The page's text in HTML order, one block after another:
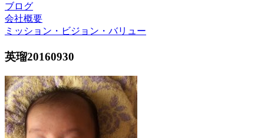
ブログ
会社概要
ミッション・ビジョン・バリュー
英瑠20160930